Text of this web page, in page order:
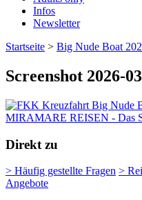
Infos
Newsletter
Startseite > Big Nude Boat
Screenshot 2026-
Direkt zu
> Häufig gestellte Fragen >
Angebote